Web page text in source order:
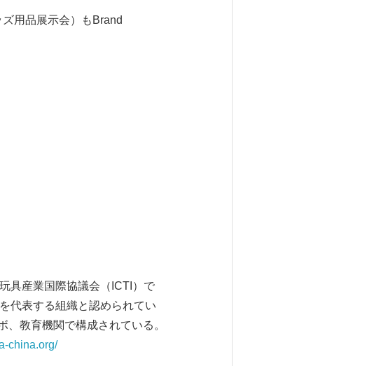
用品展示会）もBrand
具産業国際協議会（ICTI）で
代表する組織と認められてい
教育機関で構成されている。
china.org/